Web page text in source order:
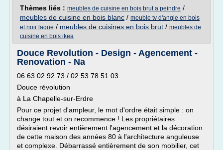
Thèmes liés : meubles de cuisine en bois brut a peindre /
meubles de cuisine en bois blanc / meuble tv d'angle en bois
et noir laque / meubles de cuisines en bois brut / meubles de
cuisine en bois ikea
Douce Revolution - Design - Agencement -
Renovation - Na
06 63 02 92 73 / 02 53 78 51 03
Douce révolution
à La Chapelle-sur-Erdre
Pour ce projet d'ampleur, le mot d'ordre était simple : on
change tout et on recommence ! Les propriétaires
désiraient revoir entièrement l'agencement et la décoration
de cette maison des années 80 à l'architecture anguleuse
et complexe. Débarrassé entièrement de son mobilier, cet